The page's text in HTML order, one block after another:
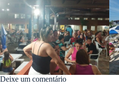
Deixe um comentário